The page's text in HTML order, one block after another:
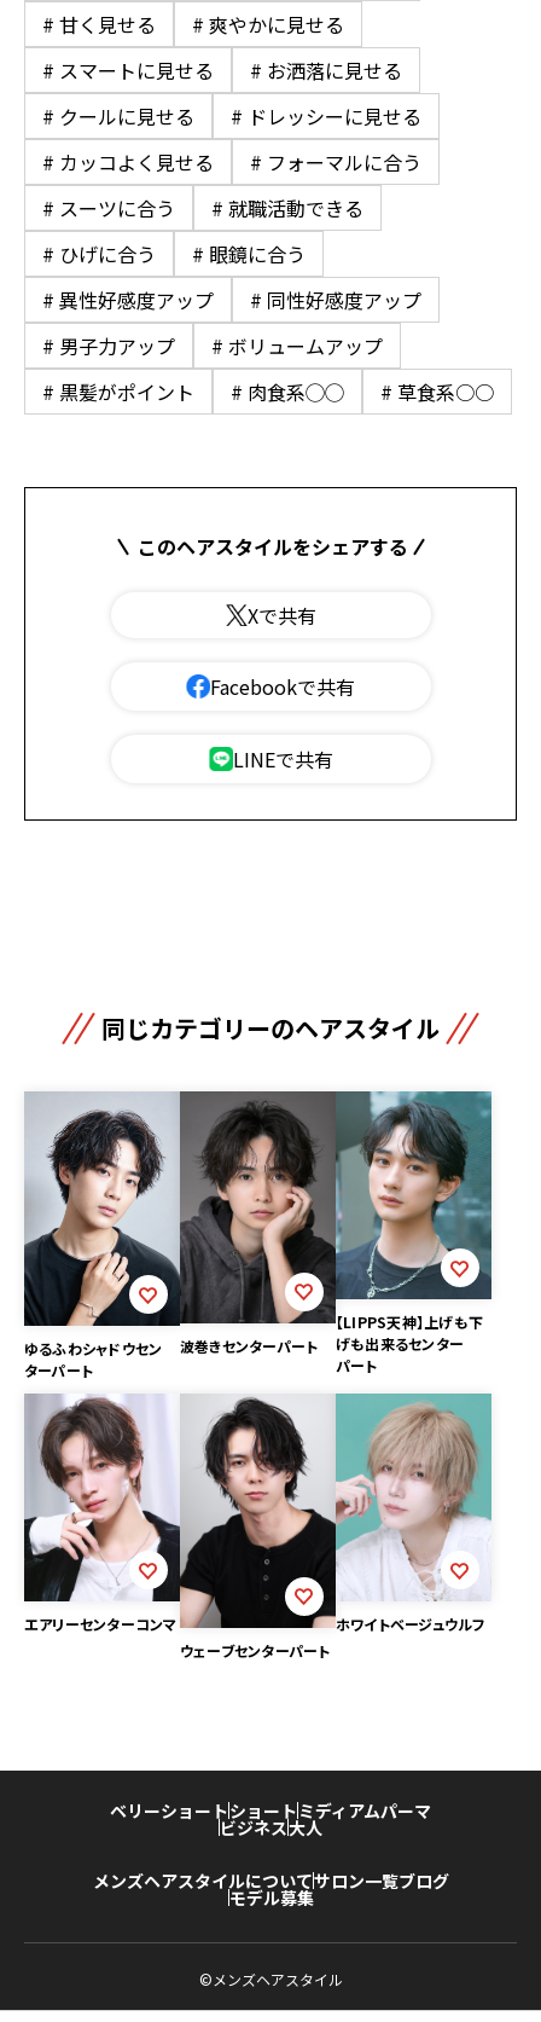
# 甘く見せる
# 爽やかに見せる
# スマートに見せる
# お洒落に見せる
# クールに見せる
# ドレッシーに見せる
# カッコよく見せる
# フォーマルに合う
# スーツに合う
# 就職活動できる
# ひげに合う
# 眼鏡に合う
# 異性好感度アップ
# 同性好感度アップ
# 男子力アップ
# ボリュームアップ
# 黒髪がポイント
# 肉食系◯◯ # 草食系○○
このヘアスタイルをシェアする
Xで共有
Facebookで共有
LINEで共有
同じカテゴリーのヘアスタイル
ゆるふわシャドウセン
ターパート
波巻きセンターパート
【LIPPS天神】上げも下
げも出来るセンター
パート
エアリーセンターコンマ
ウェーブセンターパート
ホワイトベージュウルフ
ベリーショートショート ミディアムパーマ
ビジネス大人
メンズヘアスタイルについてサロン一覧ブログ
モデル募集
©メンズヘアスタイル